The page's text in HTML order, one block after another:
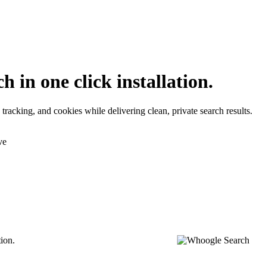
in one click installation.
and cookies while delivering clean, private search results.